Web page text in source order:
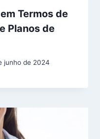
Termos de
Planos de
junho de 2024